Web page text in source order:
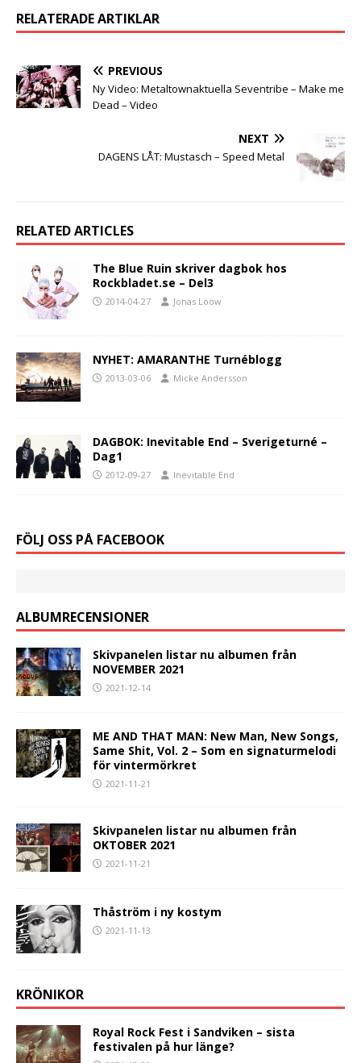
RELATERADE ARTIKLAR
PREVIOUS
Ny Video: Metaltownaktuella Seventribe – Make me
Dead – Video
NEXT
DAGENS LÅT: Mustasch – Speed Metal
RELATED ARTICLES
The Blue Ruin skriver dagbok hos
Rockbladet.se – Del3
2014-04-27 Jonas Lööw
NYHET: AMARANTHE Turnéblogg
2013-03-06 Micke Andersson
DAGBOK: Inevitable End – Sverigeturné –
Dag1
2012-09-27 Inevitable End
FÖLJ OSS PÅ FACEBOOK
ALBUMRECENSIONER
Skivpanelen listar nu albumen från
NOVEMBER 2021
2021-12-14
ME AND THAT MAN: New Man, New Songs,
Same Shit, Vol. 2 – Som en signaturmelodi
för vintermörkret
2021-11-21
Skivpanelen listar nu albumen från
OKTOBER 2021
2021-11-21
Thåström i ny kostym
2021-11-13
KRÖNIKOR
Royal Rock Fest i Sandviken – sista
festivalen på hur länge?